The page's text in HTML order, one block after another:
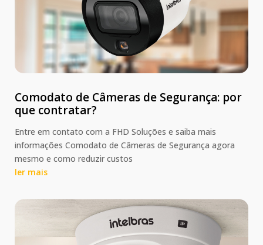
Comodato de Câmeras de Segurança: por
que contratar?
Entre em contato com a FHD Soluções e saiba mais
informações Comodato de Câmeras de Segurança agora
mesmo e como reduzir custos
ler mais